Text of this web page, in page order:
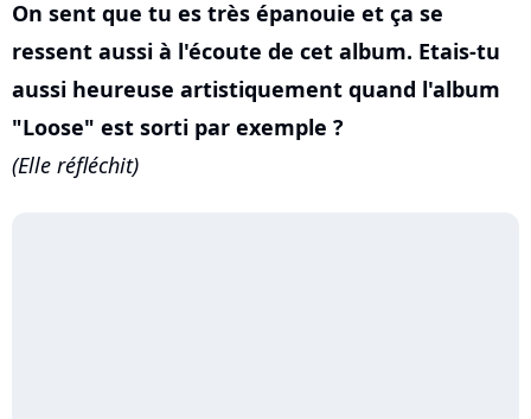
On sent que tu es très épanouie et ça se
ressent aussi à l'écoute de cet album. Etais-tu
aussi heureuse artistiquement quand l'album
"Loose" est sorti par exemple ?
(Elle réfléchit)